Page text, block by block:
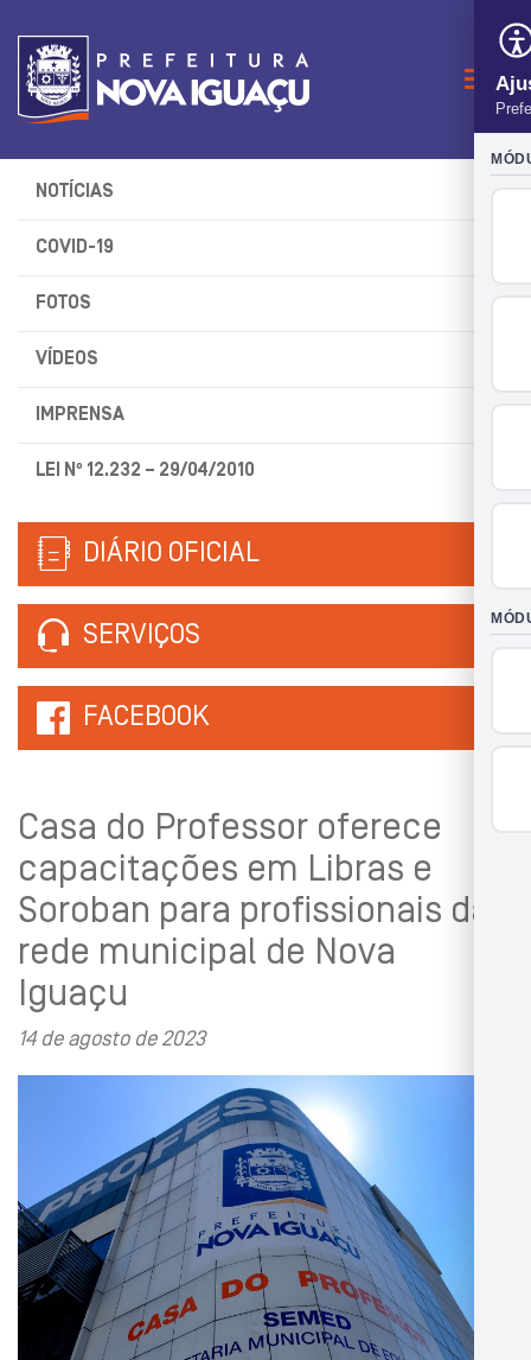
NOTÍCIAS
COVID-19
FOTOS
VÍDEOS
IMPRENSA
LEI Nº 12.232 – 29/04/2010
DIÁRIO OFICIAL
SERVIÇOS
FACEBOOK
Casa do Professor oferece
capacitações em Libras e
Soroban para profissionais da
rede municipal de Nova
Iguaçu
14 de agosto de 2023